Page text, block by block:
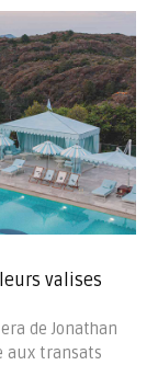
valises
de Jonathan
aux transats